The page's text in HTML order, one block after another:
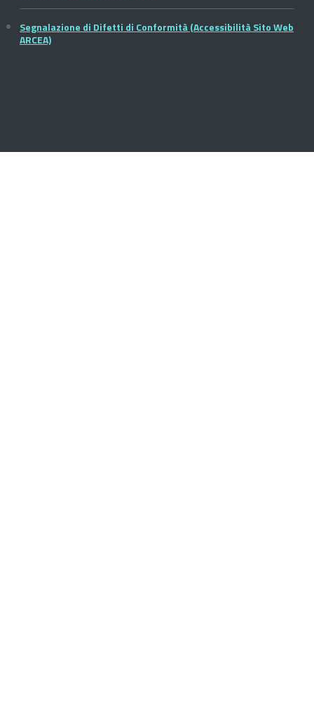
Segnalazione di Difetti di Conformità (Accessibilità Sito Web
ARCEA)